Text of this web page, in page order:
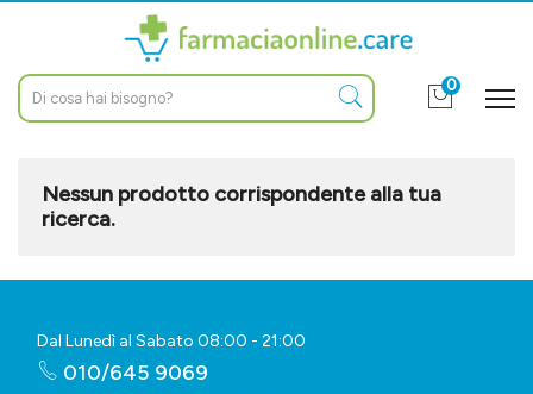
0
Nessun prodotto corrispondente alla tua
ricerca.
Dal Lunedì al Sabato 08:00 - 21:00
010/645 9069